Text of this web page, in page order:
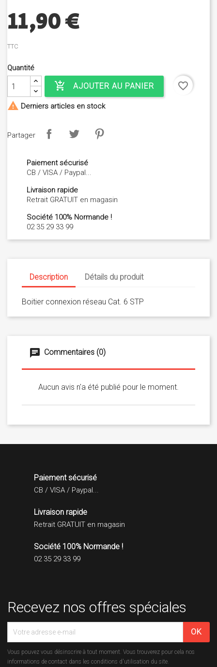
11,90 €
TTC
Quantité
add_shopping_cart AJOUTER AU PANIER
favorite_border
 Derniers articles en stock
Partager
Paiement sécurisé
CB / VISA / Paypal...
Livraison rapide
Retrait GRATUIT en magasin
Société 100% Normande !
02 35 29 33 99
Description Détails du produit
Boitier connexion réseau Cat. 6 STP
Commentaires (0)
Aucun avis n'a été publié pour le moment.
Paiement sécurisé
CB / VISA / Paypal...
Livraison rapide
Retrait GRATUIT en magasin
Société 100% Normande !
02 35 29 33 99
Recevez nos offres spéciales
Vous pouvez vous désinscrire à tout moment. Vous trouverez pour cela nos
informations de contact dans les conditions d'utilisation du site.